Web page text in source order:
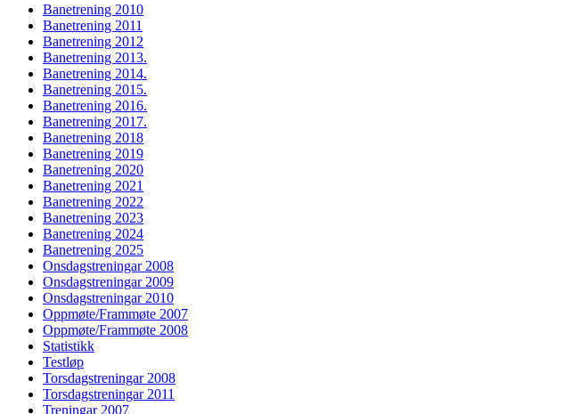
Banetrening 2010
Banetrening 2011
Banetrening 2012
Banetrening 2013.
Banetrening 2014.
Banetrening 2015.
Banetrening 2016.
Banetrening 2017.
Banetrening 2018
Banetrening 2019
Banetrening 2020
Banetrening 2021
Banetrening 2022
Banetrening 2023
Banetrening 2024
Banetrening 2025
Onsdagstreningar 2008
Onsdagstreningar 2009
Onsdagstreningar 2010
Oppmøte/Frammøte 2007
Oppmøte/Frammøte 2008
Statistikk
Testløp
Torsdagstreningar 2008
Torsdagstreningar 2011
Treningar 2007